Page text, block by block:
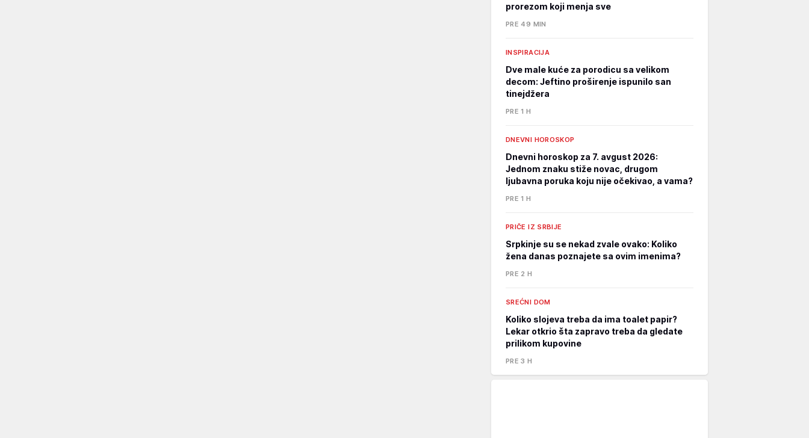
prorezom koji menja sve
PRE 49 MIN
INSPIRACIJA
Dve male kuće za porodicu sa velikom
decom: Jeftino proširenje ispunilo san
tinejdžera
PRE 1 H
DNEVNI HOROSKOP
Dnevni horoskop za 7. avgust 2026:
Jednom znaku stiže novac, drugom
ljubavna poruka koju nije očekivao, a vama?
PRE 1 H
PRIČE IZ SRBIJE
Srpkinje su se nekad zvale ovako: Koliko
žena danas poznajete sa ovim imenima?
PRE 2 H
SREĆNI DOM
Koliko slojeva treba da ima toalet papir?
Lekar otkrio šta zapravo treba da gledate
prilikom kupovine
PRE 3 H